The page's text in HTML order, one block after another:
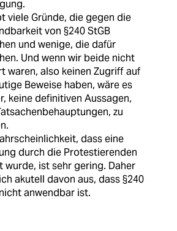
viele Gründe, die gegen die
von §240 StGB
und wenige, die dafür
Und wenn wir beide nicht
waren, also keinen Zugriff auf
Beweise haben, wäre es
keine definitiven Aussagen,
zu
dass eine
durch die Protestierenden
wurde, ist sehr gering. Daher
akutell davon aus, dass §240
anwendbar ist.